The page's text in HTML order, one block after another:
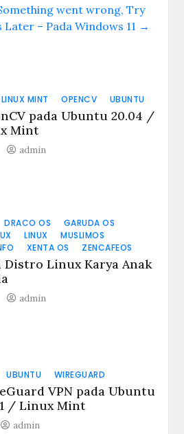
went wrong, Try
– Pada Windows 11 →
LINUX MINT OPENCV UBUNTU
pada Ubuntu 20.04 /
Mint
admin
DRACO OS
GARUDA OS
LINUX
MUSLIMOS
XENTA OS ZENCAFEOS
Distro Linux Karya Anak
admin
UBUNTU WIREGUARD
VPN pada Ubuntu
/ Linux Mint
admin